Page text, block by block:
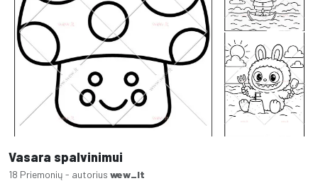
Vasara spalvinimui
18 Priemonių - autorius wew_lt